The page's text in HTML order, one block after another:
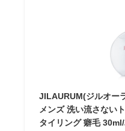
JILAURUM(ジルオー
メンズ 洗い流さない
タイリング 癖毛